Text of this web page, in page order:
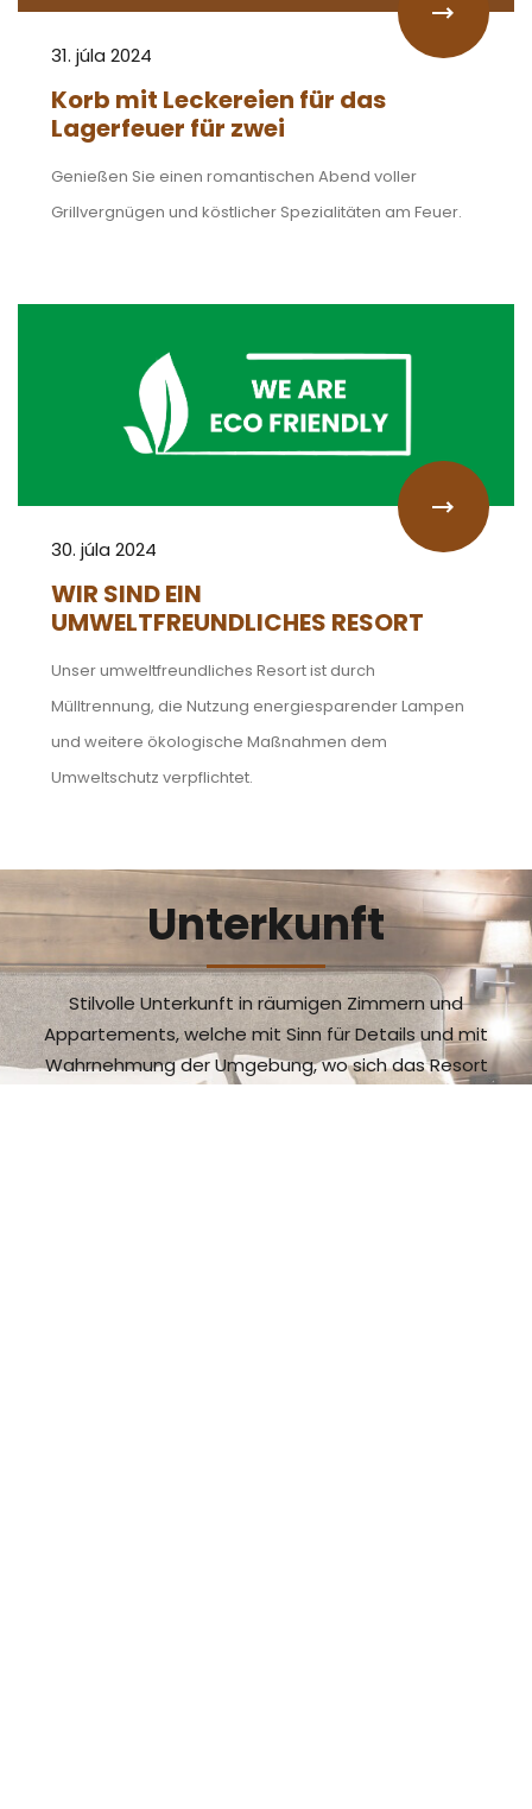
31. júla 2024
Korb mit Leckereien für das
Lagerfeuer für zwei
Genießen Sie einen romantischen Abend voller
Grillvergnügen und köstlicher Spezialitäten am Feuer.
30. júla 2024
WIR SIND EIN
UMWELTFREUNDLICHES RESORT
Unser umweltfreundliches Resort ist durch
Mülltrennung, die Nutzung energiesparender Lampen
und weitere ökologische Maßnahmen dem
Umweltschutz verpflichtet.
Unterkunft
Stilvolle Unterkunft in räumigen Zimmern und
Appartements, welche mit Sinn für Details und mit
Wahrnehmung der Umgebung, wo sich das Resort